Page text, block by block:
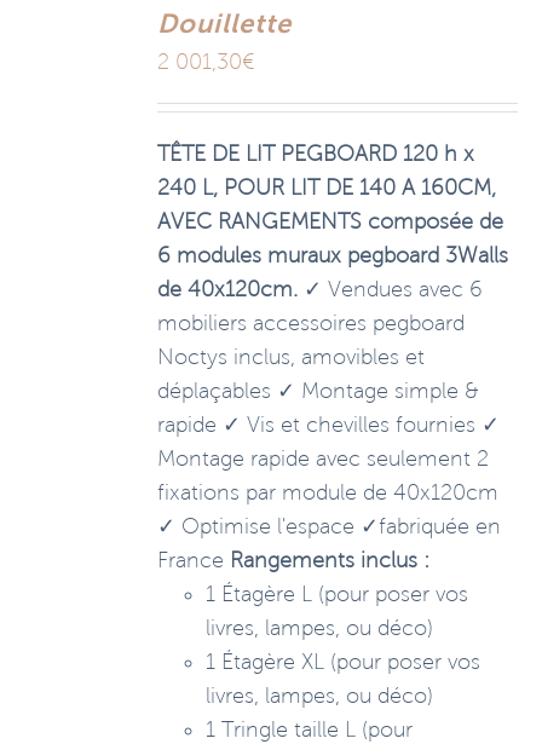
Douillette
2 001,30€
TÊTE DE LIT PEGBOARD 120 h x
240 L, POUR LIT DE 140 A 160CM,
AVEC RANGEMENTS composée de
6 modules muraux pegboard 3Walls
de 40x120cm. ✓ Vendues avec 6
mobiliers accessoires pegboard
Noctys inclus, amovibles et
déplaçables ✓ Montage simple &
rapide ✓ Vis et chevilles fournies ✓
Montage rapide avec seulement 2
fixations par module de 40x120cm
✓ Optimise l'espace ✓fabriquée en
France Rangements inclus :
1 Étagère L (pour poser vos
livres, lampes, ou déco)
1 Étagère XL (pour poser vos
livres, lampes, ou déco)
1 Tringle taille L (pour